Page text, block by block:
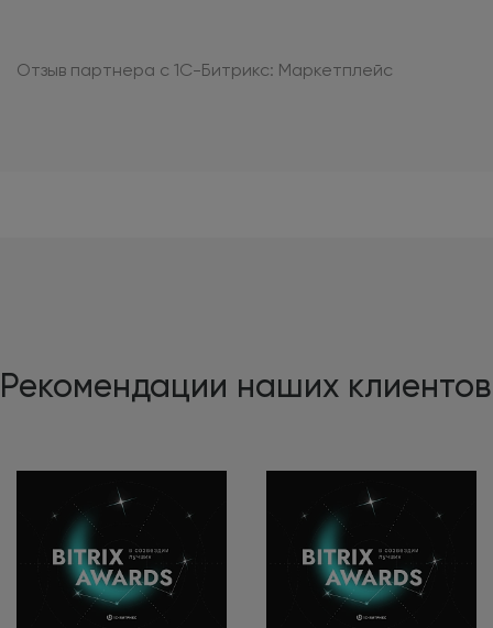
Отзыв партнера с 1С-Битрикс: Маркетплейс
Рекомендации наших клиентов